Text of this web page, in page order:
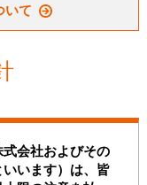
いて
会社およびその
います）は、皆